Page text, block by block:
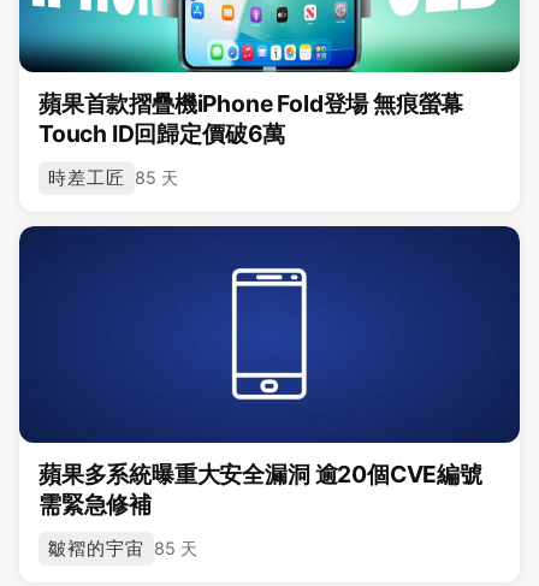
蘋果首款摺疊機iPhone Fold登場 無痕螢幕
Touch ID回歸定價破6萬
時差工匠 85 天
蘋果多系統曝重大安全漏洞 逾20個CVE編號
需緊急修補
皺褶的宇宙 85 天